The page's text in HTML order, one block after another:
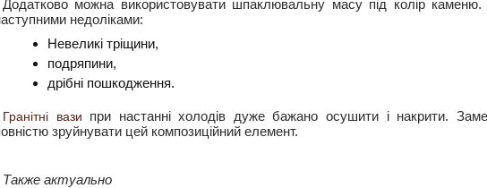
Додатково можна використовувати шпаклювальну масу під колір
недоліками:
Невеликі тріщини,
подряпини,
дрібні пошкодження.
Гранітні вази при настанні холодів дуже бажано осушити і накрити.
зруйнувати цей композиційний елемент.
Также актуально